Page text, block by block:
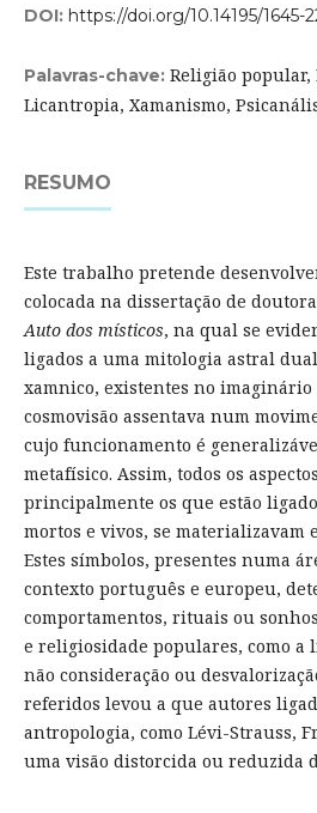
DOI: https://doi.org/10.14195/1645-
Palavras-chave: Religião
Licantropia, Xamanismo,
RESUMO
Este trabalho pretende
colocada na dissertação de
Auto dos místicos, na qual se
ligados a uma mitologia astral
xamnico, existentes no imaginário
cosmovisão assentava num
cujo funcionamento é
metafísico. Assim, todos os
principalmente os que estão
mortos e vivos, se materializavam
Estes símbolos, presentes numa
contexto português e europeu,
comportamentos, rituais ou
e religiosidade populares, como a
não consideração ou
referidos levou a que autores
antropologia, como Lévi-Strauss,
uma visão distorcida ou reduzida